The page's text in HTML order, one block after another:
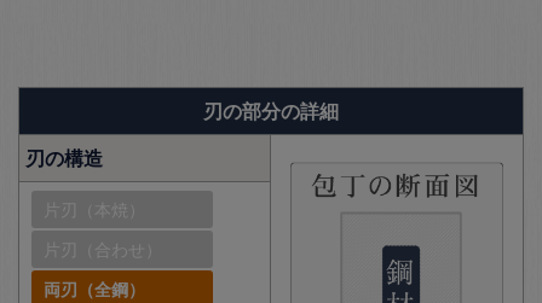
刃の部分の詳細
刃の構造
片刃（本焼）
片刃（合わせ）
両刃（全鋼）